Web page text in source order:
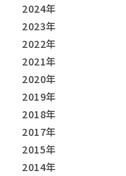
2024年
2023年
2022年
2021年
2020年
2019年
2018年
2017年
2015年
2014年